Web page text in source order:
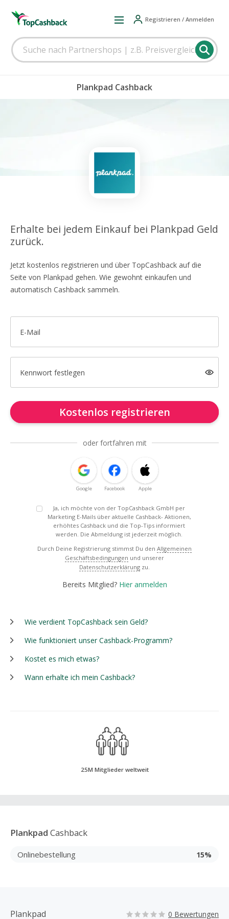
Registrieren / Anmelden
Plankpad Cashback
Erhalte bei jedem Einkauf bei Plankpad Geld
zurück.
Jetzt kostenlos registrieren und über TopCashback auf die
Seite von Plankpad gehen. Wie gewohnt einkaufen und
automatisch Cashback sammeln.
E-Mail
Kennwort festlegen
Kostenlos registrieren
oder fortfahren mit
Google Facebook Apple
Ja, ich möchte von der TopCashback GmbH per
Marketing E-Mails über aktuelle Cashback- Aktionen,
erhöhtes Cashback und die Top-Tips informiert
werden. Die Abmeldung ist jederzeit möglich.
Durch Deine Registrierung stimmst Du den Allgemeinen
Geschäftsbedingungen und unserer
Datenschutzerklärung zu.
Bereits Mitglied? Hier anmelden
Wie verdient TopCashback sein Geld?
Wie funktioniert unser Cashback-Programm?
Kostet es mich etwas?
Wann erhalte ich mein Cashback?
25M Mitglieder weltweit
Plankpad Cashback
Onlinebestellung 15%
Plankpad 0 Bewertungen